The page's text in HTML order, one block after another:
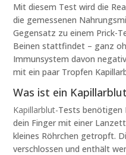
Mit diesem Test wird die
die gemessenen
Gegensatz zu einem Prick-
Beinen stattfindet – ganz
Immunsystem davon
mit ein paar Tropfen
Was ist ein
Kapillarblut-Tests benötigen
dein Finger mit einer
kleines Röhrchen getropft.
verschlossen und enthält